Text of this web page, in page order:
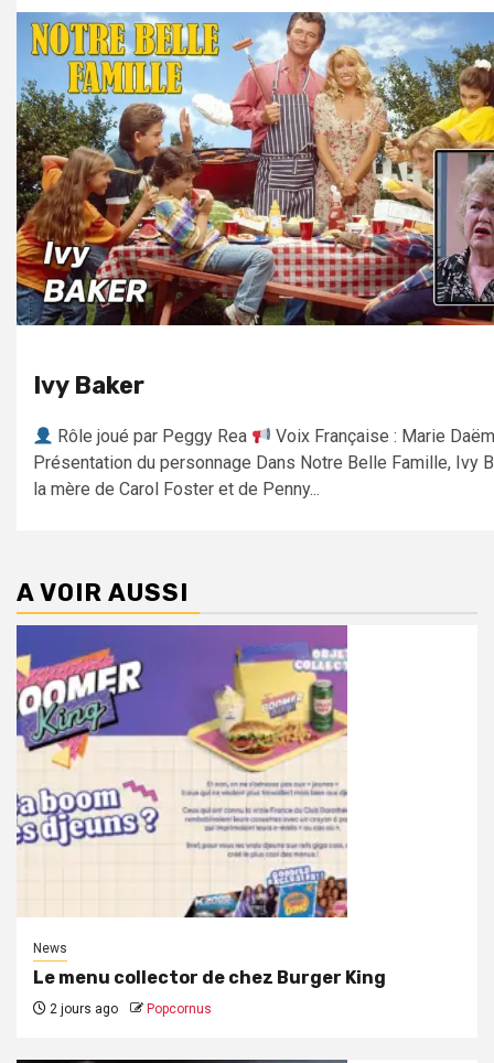
Ivy Baker
Rôle joué par Peggy Rea
Voix Française : Marie
Présentation du personnage Dans Notre Belle Famille, Ivy
la mère de Carol Foster et de Penny...
A VOIR AUSSI
News
Le menu collector de chez Burger King
2 jours ago Popcornus